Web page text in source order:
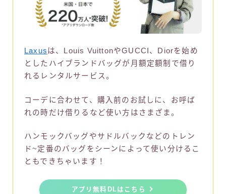
Laxusは、Louis VuittonやGUCCI、Diorを始め
としたハイブランドバッグが月額定額制で借り
れるレンタルサービス。
コーデに合わせて、購入前のお試しに、お呼ば
れの時だけ借りるなど使い方はさまざま。
ハンモックバッグやサドルバックなどのトレン
ド~定番のバッグをシーンによって使い分けるこ
ともできちゃいます！
アプリ無料DLはこちら